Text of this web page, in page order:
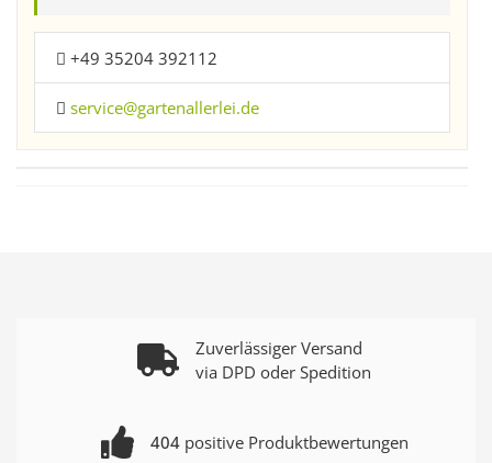
+49 35204 392112
service@gartenallerlei.de
Zuverlässiger Versand
via DPD oder Spedition
404positive Produktbewertungen